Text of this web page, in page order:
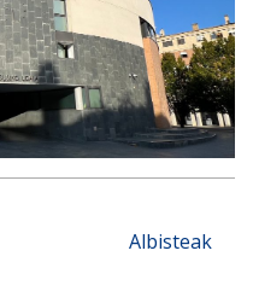
Albisteak